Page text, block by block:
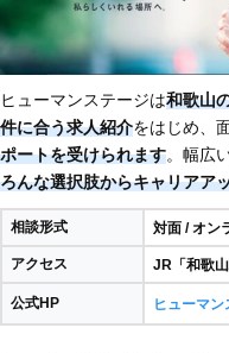
ヒューマンステージは和歌山
件に合う求人紹介をはじめ、
ポートを受けられます。幅広
ろんな選択肢からキャリアア
相談形式 対面 / オン
アクセス JR「和歌
公式HP ヒューマン